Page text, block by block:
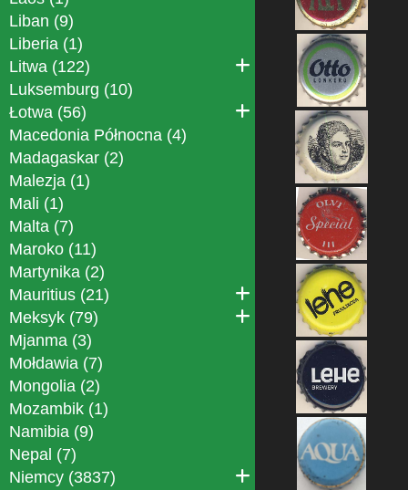
Liban (9)
Liberia (1)
Litwa (122)
Luksemburg (10)
Łotwa (56)
Macedonia Północna (4)
Madagaskar (2)
Malezja (1)
Mali (1)
Malta (7)
Maroko (11)
Martynika (2)
Mauritius (21)
Meksyk (79)
Mjanma (3)
Mołdawia (7)
Mongolia (2)
Mozambik (1)
Namibia (9)
Nepal (7)
Niemcy (3837)